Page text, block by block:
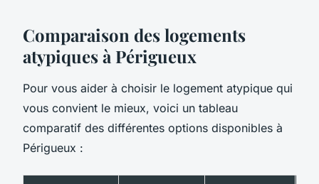
Comparaison des logements
atypiques à Périgueux
Pour vous aider à choisir le logement atypique qui
vous convient le mieux, voici un tableau
comparatif des différentes options disponibles à
Périgueux :